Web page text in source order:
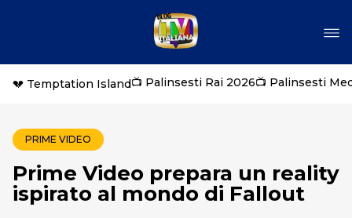
💔 Temptation Island📺 Palinsesti Rai 2026📺 Palinsesti
PRIME VIDEO
Prime Video prepara un reality
ispirato al mondo di Fallout